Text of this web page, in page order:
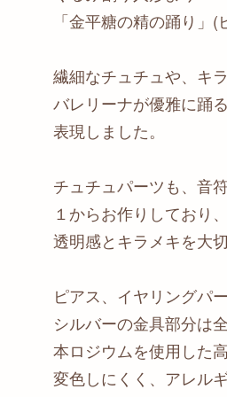
「金平糖の精の踊り」
繊細なチュチュや、キ
バレリーナが優雅に踊
表現しました。
チュチュパーツも、音符
１からお作りしており、
透明感とキラメキを大
ピアス、イヤリングパー
シルバーの金具部分は
本ロジウムを使用した
変色しにくく、アレル